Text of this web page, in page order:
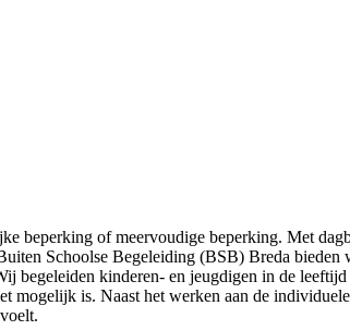
beperking of meervoudige beperking. Met
Schoolse Begeleiding (BSB) Breda
kinderen- en jeugdigen in de
is. Naast het werken aan de